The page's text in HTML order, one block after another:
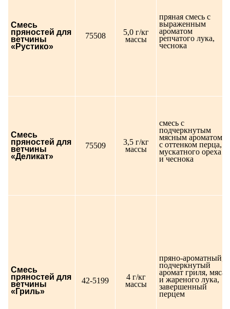
Смесь
пряностей для
ветчины
«Рустико»
75508
5,0 г/кг
массы
пряная смесь с
выраженным
ароматом
репчатого лука,
чеснока
Смесь
пряностей для
ветчины
«Деликат»
75509
3,5 г/кг
массы
смесь с
подчеркнутым
мясным ароматом,
с оттенком перца,
мускатного ореха
и чеснока
Смесь
пряностей для
ветчины
«Гриль»
42-5199
4 г/кг
массы
пряно-ароматный,
подчеркнутый
аромат гриля, мяса
и жареного лука,
завершенный
перцем